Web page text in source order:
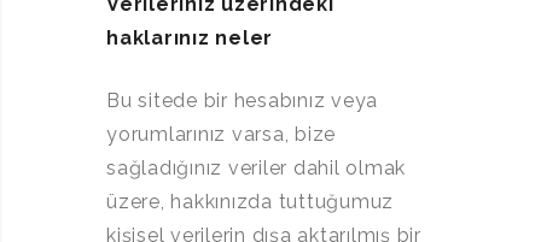
haklarınız neler
Bu sitede bir hesabınız veya
yorumlarınız varsa, bize
sağladığınız veriler dahil olmak
üzere, hakkınızda tuttuğumuz
kişisel verilerin dışa aktarılmış bir